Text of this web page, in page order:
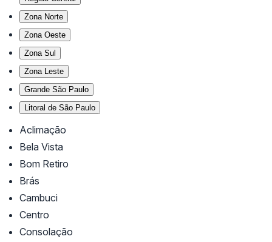
Zona Norte
Zona Oeste
Zona Sul
Zona Leste
Grande São Paulo
Litoral de São Paulo
Aclimação
Bela Vista
Bom Retiro
Brás
Cambuci
Centro
Consolação